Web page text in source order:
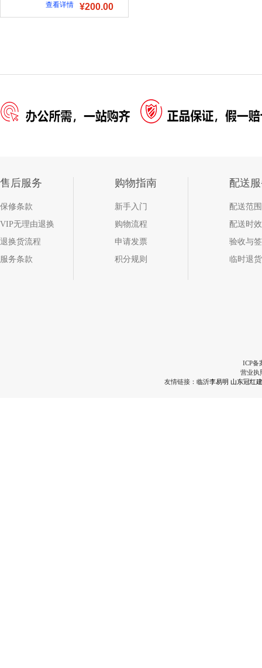
¥200.00
查看详情
售后服务
保修条款
VIP无理由退换
退换货流程
服务条款
购物指南
新手入门
购物流程
申请发票
积分规则
配送
配送范围
配送时效
验收与
临时退货
ICP备
营业执
友情链接： 临沂李易明 山东冠红